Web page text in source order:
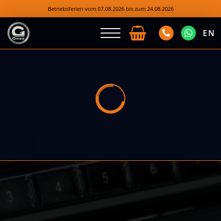
Betriebsferien vom 07.08.2026 bis zum 24.08.2026
EN